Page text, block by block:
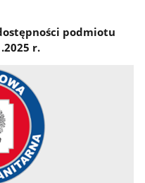
podmiotu
r.